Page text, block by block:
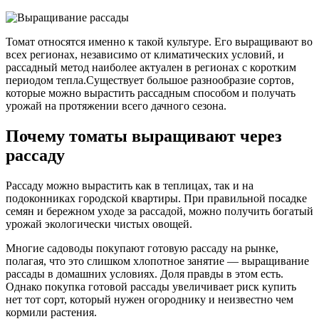
Томат относятся именно к такой культуре. Его выращивают во
всех регионах, независимо от климатических условий, и
рассадный метод наиболее актуален в регионах с коротким
периодом тепла.Существует большое разнообразие сортов,
которые можно вырастить рассадным способом и получать
урожай на протяжении всего дачного сезона.
Почему томаты выращивают через
рассаду
Рассаду можно вырастить как в теплицах, так и на
подоконниках городской квартиры. При правильной посадке
семян и бережном уходе за рассадой, можно получить богатый
урожай экологически чистых овощей.
Многие садоводы покупают готовую рассаду на рынке,
полагая, что это слишком хлопотное занятие — выращивание
рассады в домашних условиях. Доля правды в этом есть.
Однако покупка готовой рассады увеличивает риск купить
нет тот сорт, который нужен огороднику и неизвестно чем
кормили растения.